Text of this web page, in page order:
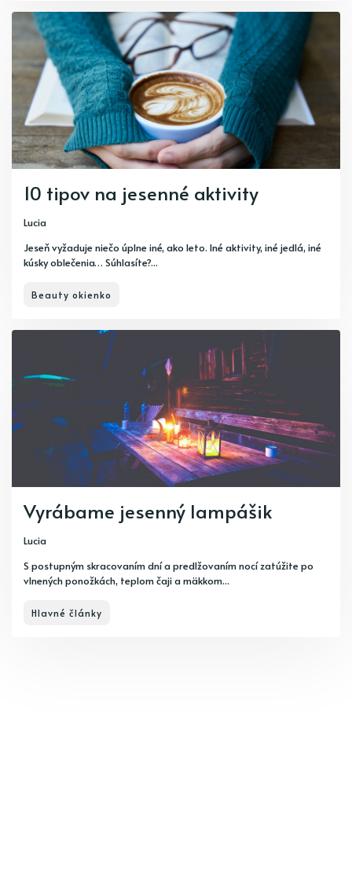
10 tipov na jesenné aktivity
Lucia
Jeseň vyžaduje niečo úplne iné, ako leto. Iné aktivity, iné jedlá, iné
kúsky oblečenia… Súhlasíte?...
Beauty okienko
Vyrábame jesenný lampášik
Lucia
S postupným skracovaním dní a predlžovaním nocí zatúžite po
vlnených ponožkách, teplom čaji a mäkkom...
Hlavné články